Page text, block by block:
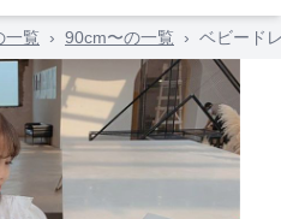
一覧 › 90cm〜の一覧 › ベビード